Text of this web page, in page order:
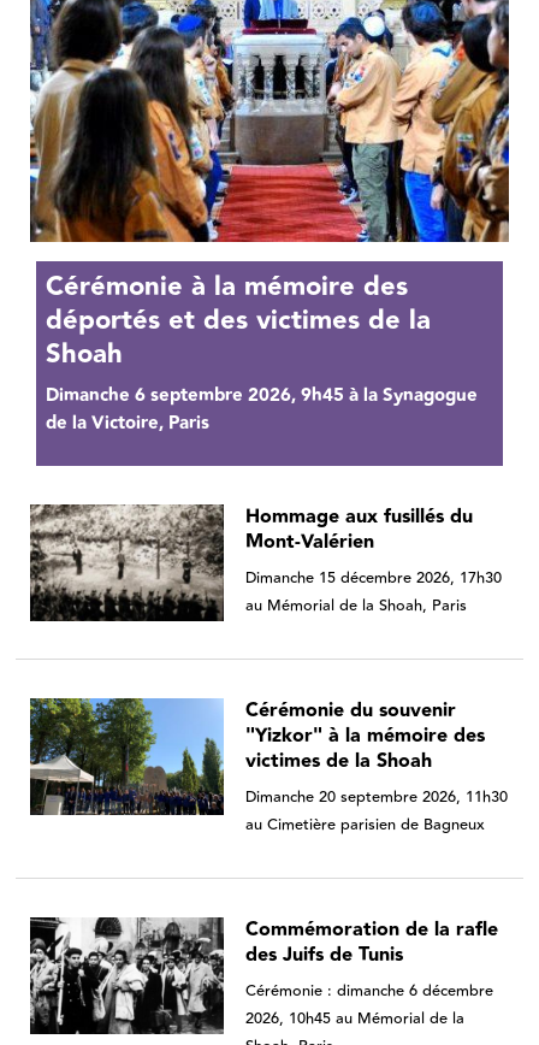
Cérémonie à la mémoire des
déportés et des victimes de la
Shoah
Dimanche 6 septembre 2026, 9h45 à la Synagogue
de la Victoire, Paris
Hommage aux fusillés du
Mont-Valérien
Dimanche 15 décembre 2026, 17h30
au Mémorial de la Shoah, Paris
Cérémonie du souvenir
"Yizkor" à la mémoire des
victimes de la Shoah
Dimanche 20 septembre 2026, 11h30
au Cimetière parisien de Bagneux
Commémoration de la rafle
des Juifs de Tunis
Cérémonie : dimanche 6 décembre
2026, 10h45 au Mémorial de la